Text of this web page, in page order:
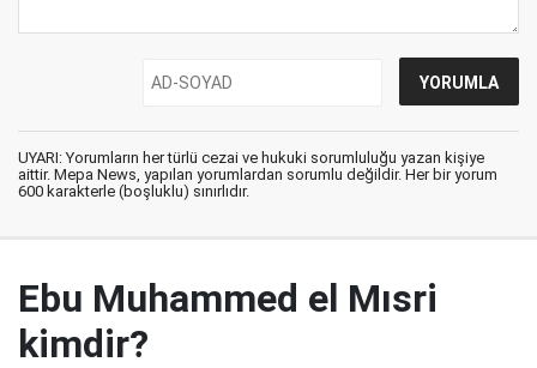
UYARI: Yorumların her türlü cezai ve hukuki sorumluluğu yazan kişiye
aittir. Mepa News, yapılan yorumlardan sorumlu değildir. Her bir yorum
600 karakterle (boşluklu) sınırlıdır.
Ebu Muhammed el Mısri
kimdir?